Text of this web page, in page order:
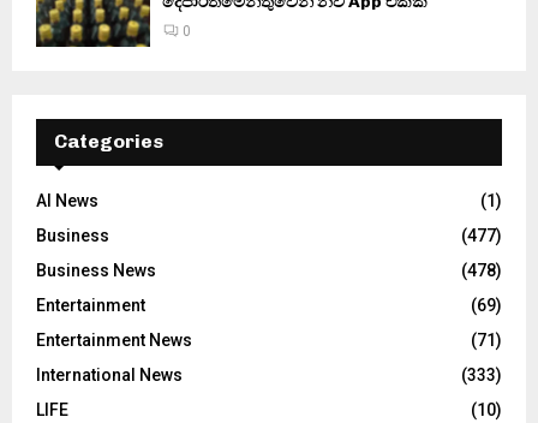
0
Categories
AI News
(1)
Business
(477)
Business News
(478)
Entertainment
(69)
Entertainment News
(71)
International News
(333)
LIFE
(10)